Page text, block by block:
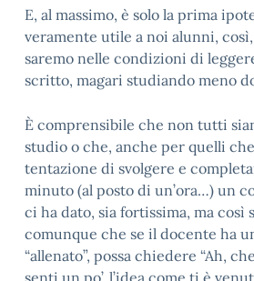
E, al massimo, è solo la prima
veramente utile a noi alunni,
saremo nelle condizioni di
scritto, magari studiando meno
È comprensibile che non tutti
studio o che, anche per quelli
tentazione di svolgere e
minuto (al posto di un’ora…) un
ci ha dato, sia fortissima, ma così
comunque che se il docente ha
“allenato”, possa chiedere “Ah,
senti un po’, l’idea come ti è